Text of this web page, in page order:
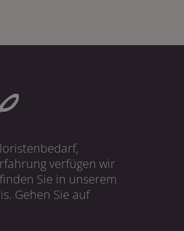
verfügen wir
Sie in unserem
Gehen Sie auf